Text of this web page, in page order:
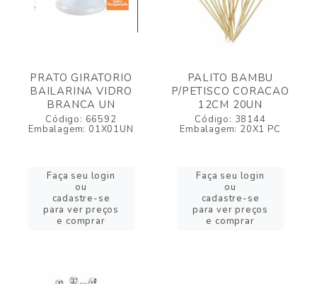
PRATO GIRATORIO
BAILARINA VIDRO
BRANCA UN
Código: 66592
Embalagem: 01X01UN
Faça seu login
ou
cadastre-se
para ver preços
e comprar
PALITO BAMBU
P/PETISCO CORACAO
12CM 20UN
Código: 38144
Embalagem: 20X1 PC
Faça seu login
ou
cadastre-se
para ver preços
e comprar